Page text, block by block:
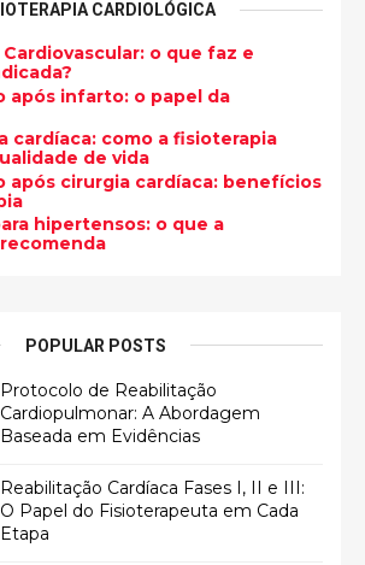
CARDIOLÓGICA
o que faz e
após infarto: o papel da
cardíaca: como a fisioterapia
de vida
após cirurgia cardíaca: benefícios
hipertensos: o que a
POPULAR POSTS
Protocolo de Reabilitação
Cardiopulmonar: A Abordagem
Baseada em Evidências
Reabilitação Cardíaca Fases I, II e III:
O Papel do Fisioterapeuta em Cada
Etapa